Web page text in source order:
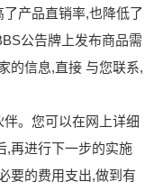
产品直销率,也降低了
公告牌上发布商品需
的信息,直接 与您联系,
。您可以在网上详细
,再进行下一步的实施
要的费用支出,做到有